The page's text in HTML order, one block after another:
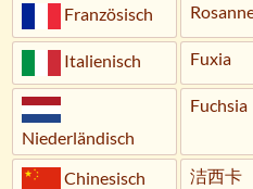
Französisch
Italienisch Fuxia
Niederländisch
Fuchsia
Chinesisch 洁西卡